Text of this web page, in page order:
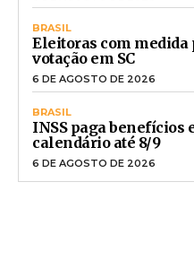
BRASIL
Eleitoras com
votação em SC
6 DE AGOSTO DE 2026
BRASIL
INSS paga benefícios
calendário até 8/9
6 DE AGOSTO DE 2026